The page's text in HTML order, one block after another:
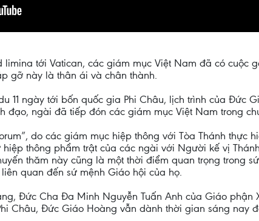
limina tới Vatican, các giám mục Việt Nam đã có
gỡ này là thân ái và chân thành.
11 ngày tới bốn quốc gia Phi Châu, lịch trình của Đức
đạo, ngài đã tiếp đón các giám mục Việt Nam trong
do các giám mục hiệp thông với Tòa Thánh thực
thông phẩm trật của các ngài với Người kế vị
thăm này cũng là một thời điểm quan trọng
quan đến sứ mệnh Giáo hội của họ.
Đức Cha Đa Minh Nguyễn Tuấn Anh của Giáo
Châu, Đức Giáo Hoàng vẫn dành thời gian sáng nay